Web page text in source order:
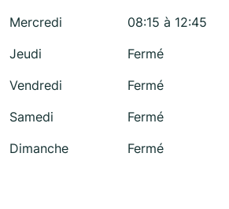
Mercredi
08:15 à 12:45
Jeudi
Fermé
Vendredi
Fermé
Samedi
Fermé
Dimanche
Fermé